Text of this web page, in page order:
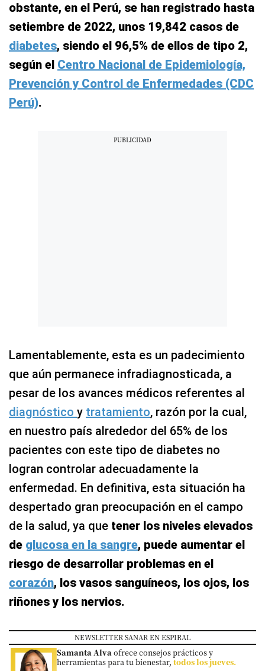
obstante, en el Perú, se han registrado hasta
setiembre de 2022, unos 19,842 casos de
diabetes, siendo el 96,5% de ellos de tipo 2,
según el Centro Nacional de Epidemiología,
Prevención y Control de Enfermedades (CDC
Perú).
Lamentablemente, esta es un padecimiento
que aún permanece infradiagnosticada, a
pesar de los avances médicos referentes al
diagnóstico y tratamiento, razón por la cual,
en nuestro país alrededor del 65% de los
pacientes con este tipo de diabetes no
logran controlar adecuadamente la
enfermedad. En definitiva, esta situación ha
despertado gran preocupación en el campo
de la salud, ya que tener los niveles elevados
de glucosa en la sangre, puede aumentar el
riesgo de desarrollar problemas en el
corazón, los vasos sanguíneos, los ojos, los
riñones y los nervios.
NEWSLETTER SANAR EN ESPIRAL
Samanta Alvaofrece consejos prácticos y
herramientas para tu bienestar,todos los jueves.